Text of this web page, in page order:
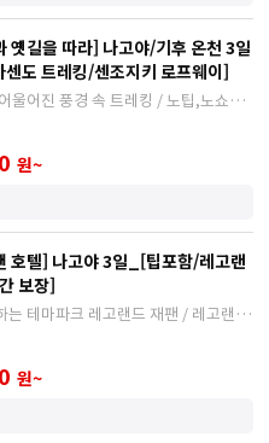
옛길을 따라] 나고야/기후 온천 3일
센도 트레킹/센조지키 로프웨이]
울어진 풍경 속 트레킹 / 노팁,노쇼핑,
원~
호텔] 나고야 3일_[팁포함/레고랜
보장]
는 테마파크 레고랜드 재팬 / 레고랜드
원~